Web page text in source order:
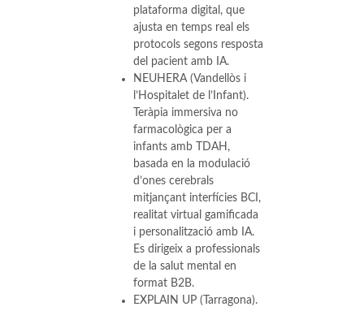
plataforma digital, que
ajusta en temps real els
protocols segons resposta
del pacient amb IA.
NEUHERA (Vandellòs i
l’Hospitalet de l’Infant).
Teràpia immersiva no
farmacològica per a
infants amb TDAH,
basada en la modulació
d’ones cerebrals
mitjançant interfícies BCI,
realitat virtual gamificada
i personalització amb IA.
Es dirigeix a professionals
de la salut mental en
format B2B.
EXPLAIN UP (Tarragona).